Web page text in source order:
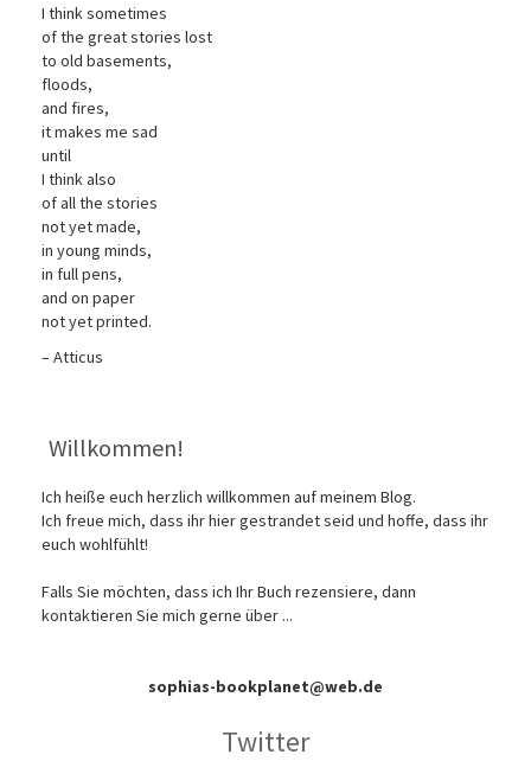
I think sometimes
of the great stories lost
to old basements,
floods,
and fires,
it makes me sad
until
I think also
of all the stories
not yet made,
in young minds,
in full pens,
and on paper
not yet printed.
– Atticus
Willkommen!
Ich heiße euch herzlich willkommen auf meinem Blog.
Ich freue mich, dass ihr hier gestrandet seid und hoffe, dass ihr
euch wohlfühlt!
Falls Sie möchten, dass ich Ihr Buch rezensiere, dann
kontaktieren Sie mich gerne über ...
sophias-bookplanet@web.de
Twitter